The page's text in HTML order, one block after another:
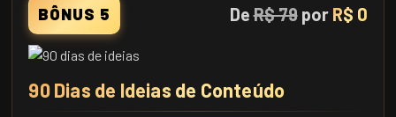
BÔNUS 5 DeR$ 79por R$ 0
90 Dias de Ideias de Conteúdo